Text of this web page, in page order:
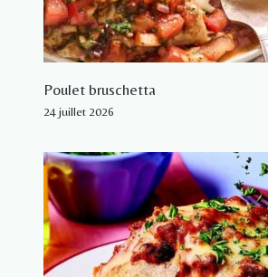
Poulet bruschetta
24 juillet 2026